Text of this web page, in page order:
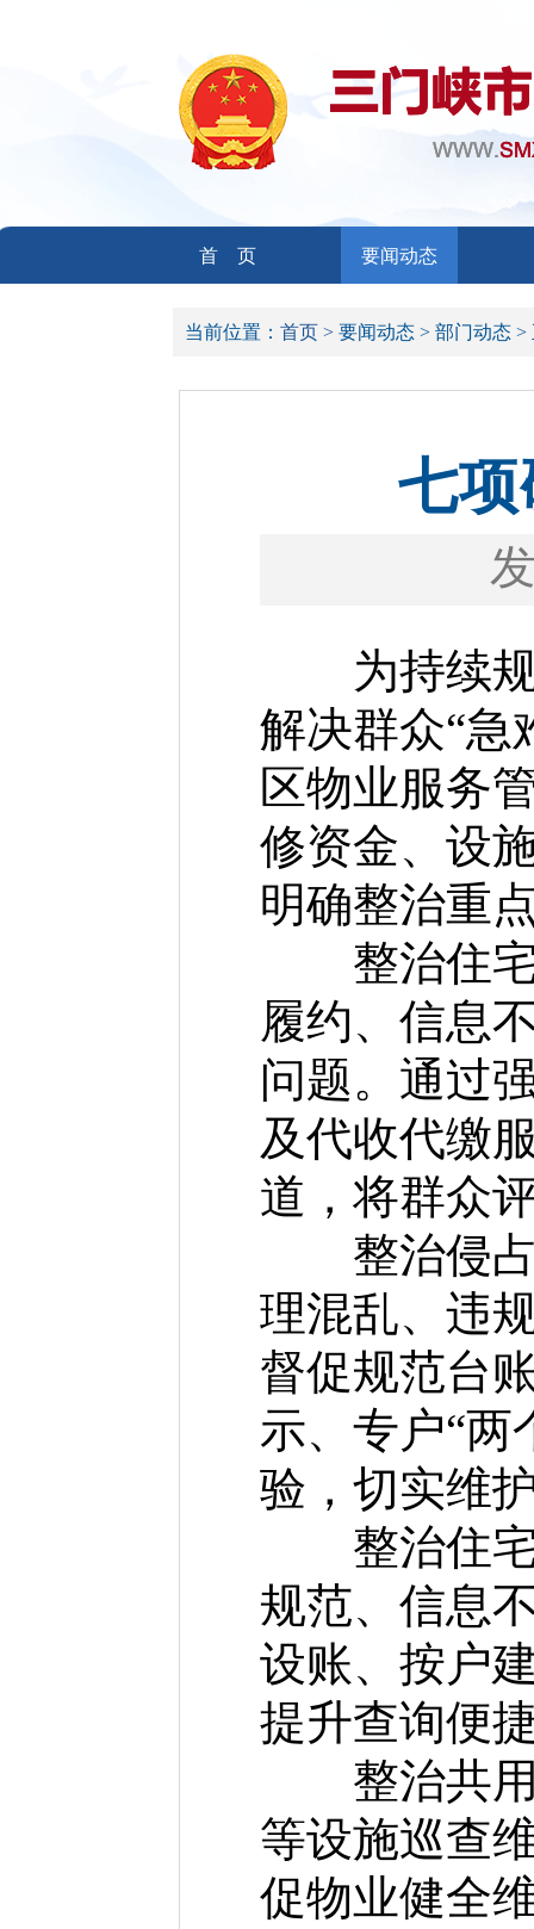
首 页 要闻动态
当前位置： 首页 > 要闻动态 > 部门动态 >
七
为持续规
解决群众“急
区物业服务
修资金、设
明确整治重
整治住宅
履约、信息
问题。通过
及代收代缴
道，将群众
整治侵占
理混乱、违
督促规范台
示、专户“两
验，切实维
整治住宅
规范、信息
设账、按户
提升查询便
整治共用
等设施巡查
促物业健全